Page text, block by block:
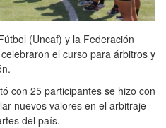
(Uncaf) y la Federación
el curso para árbitros y
con 25 participantes se hizo con
nuevos valores en el arbitraje
del país.